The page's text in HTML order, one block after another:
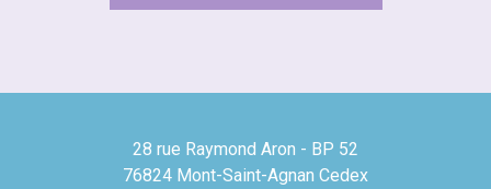
28 rue Raymond Aron - BP 52
76824 Mont-Saint-Agnan Cedex